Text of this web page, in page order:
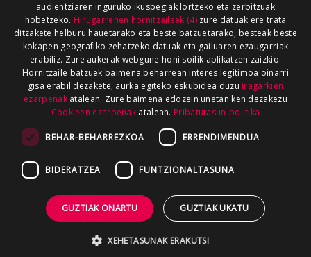
audientziaren inguruko ikuspegiak lortzeko eta zerbitzuak
hobetzeko. Hirugarrenen hornitzaileek (4)zure datuak ere trata
ditzakete helburu hauetarako eta beste batzuetarako, besteak beste
kokapen geografiko zehatzeko datuak eta gailuaren ezaugarriak
erabiliz. Zure aukerak webgune honi soilik aplikatzen zaizkio.
Hornitzaile batzuek baimena beharrean interes legitimoa oinarri
gisa erabil dezakete; aurka egiteko eskubidea duzu Iragarkien
ezarpenakatalean. Zure baimena edozein unetan ken dezakezu
Cookieen ezarpenak atalean. Pribatutasun-politika
BEHAR-BEHARREZKOA ERRENDIMENDUA
BIDERATZEA FUNTZIONALTASUNA
GUZTIAK ONARTU GUZTIAK UKATU
XEHETASUNAK ERAKUTSI